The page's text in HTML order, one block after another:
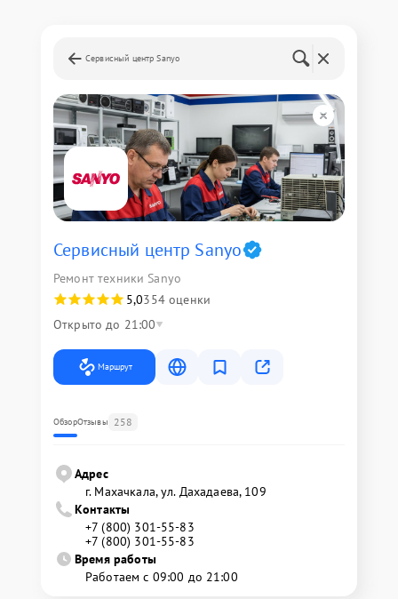
Сервисный центр Sanyo
Сервисный центр Sanyo
Ремонт техники Sanyo
5,0354 оценки
Открыто до 21:00
Маршрут
ОбзорОтзывы 258
Адрес
г. Махачкала, ул. Дахадаева, 109
Контакты
+7 (800) 301-55-83
+7 (800) 301-55-83
Время работы
Работаем с 09:00 до 21:00